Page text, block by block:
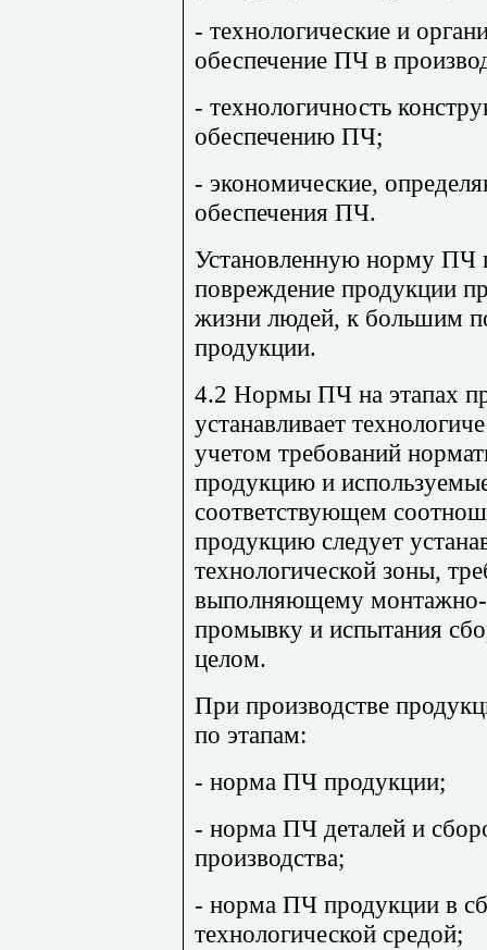
- технологические и
обеспечение ПЧ в
- технологичность
обеспечению ПЧ;
- экономические,
обеспечения ПЧ.
Установленную норму ПЧ
повреждение продукции
жизни людей, к большим
продукции.
4.2 Нормы ПЧ на этапах
устанавливает
учетом требований
продукцию и
соответствующем
продукцию следует
технологической зоны,
выполняющему
промывку и испытания
целом.
При производстве
по этапам:
- норма ПЧ продукции;
- норма ПЧ деталей и
производства;
- норма ПЧ продукции в
технологической средой;